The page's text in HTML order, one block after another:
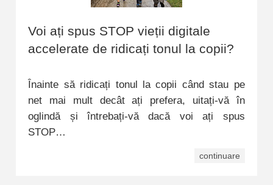
Voi ați spus STOP vieții digitale
accelerate de ridicați tonul la copii?
Înainte să ridicați tonul la copii când stau pe
net mai mult decât ați prefera, uitați-vă în
oglindă și întrebați-vă dacă voi ați spus
STOP…
continuare